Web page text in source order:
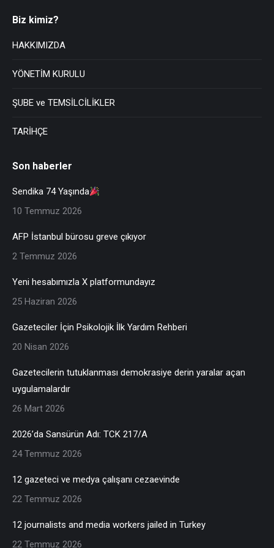
Biz kimiz?
HAKKIMIZDA
YÖNETİM KURULU
ŞUBE ve TEMSİLCİLİKLER
TARİHÇE
Son haberler
Sendika 74 Yaşında
10 Temmuz 2026
AFP İstanbul bürosu greve çıkıyor
2 Temmuz 2026
Yeni hesabımızla X platformundayız
25 Haziran 2026
Gazeteciler İçin Psikolojik İlk Yardım Rehberi
20 Nisan 2026
Gazetecilerin tutuklanması demokrasiye derin yaralar açan
uygulamalardır
26 Mart 2026
2026’da Sansürün Adı: TCK 217/A
24 Temmuz 2026
12 gazeteci ve medya çalışanı cezaevinde
22 Temmuz 2026
12 journalists and media workers jailed in Turkey
22 Temmuz 2026